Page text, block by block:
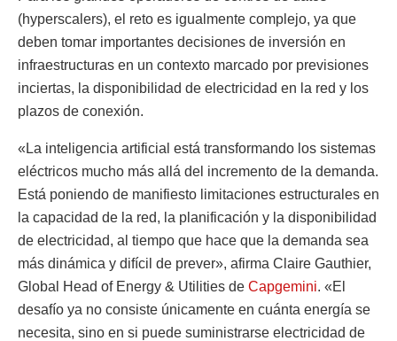
(hyperscalers), el reto es igualmente complejo, ya que
deben tomar importantes decisiones de inversión en
infraestructuras en un contexto marcado por previsiones
inciertas, la disponibilidad de electricidad en la red y los
plazos de conexión.
«La inteligencia artificial está transformando los sistemas
eléctricos mucho más allá del incremento de la demanda.
Está poniendo de manifiesto limitaciones estructurales en
la capacidad de la red, la planificación y la disponibilidad
de electricidad, al tiempo que hace que la demanda sea
más dinámica y difícil de prever», afirma Claire Gauthier,
Global Head of Energy & Utilities de Capgemini. «El
desafío ya no consiste únicamente en cuánta energía se
necesita, sino en si puede suministrarse electricidad de